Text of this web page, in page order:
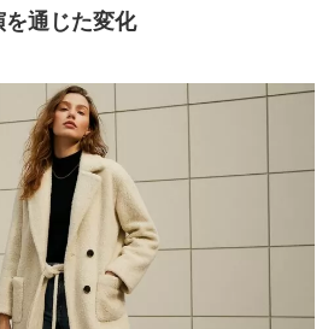
通じた変化